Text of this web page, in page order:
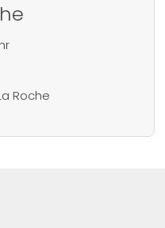
Roche